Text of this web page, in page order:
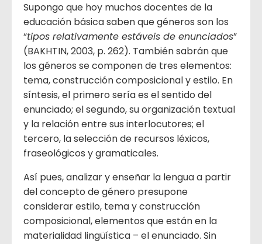
Supongo que hoy muchos docentes de la
educación básica saben que géneros son los
“tipos relativamente estáveis de enunciados”
(BAKHTIN, 2003, p. 262). También sabrán que
los géneros se componen de tres elementos:
tema, construcción composicional y estilo. En
síntesis, el primero sería es el sentido del
enunciado; el segundo, su organización textual
y la relación entre sus interlocutores; el
tercero, la selección de recursos léxicos,
fraseológicos y gramaticales.
Así pues, analizar y enseñar la lengua a partir
del concepto de género presupone
considerar estilo, tema y construcción
composicional, elementos que están en la
materialidad lingüística – el enunciado. Sin